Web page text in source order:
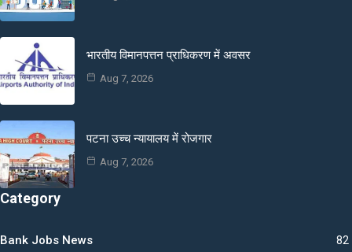
भारतीय विमानपत्तन प्राधिकरण में अवसर
Aug 7, 2026
पटना उच्च न्यायालय में रोजगार
Aug 7, 2026
Category
Bank Jobs News 82